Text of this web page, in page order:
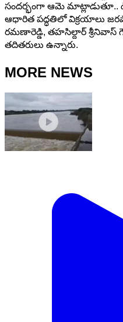
సందర్భంగా ఆమె మాట్లాడుతూ..
ఆధారిత పద్ధతిలో విక్రయాలు
రమణారెడ్డి, తహసిల్దార్
తదితరులు ఉన్నారు.
MORE NEWS